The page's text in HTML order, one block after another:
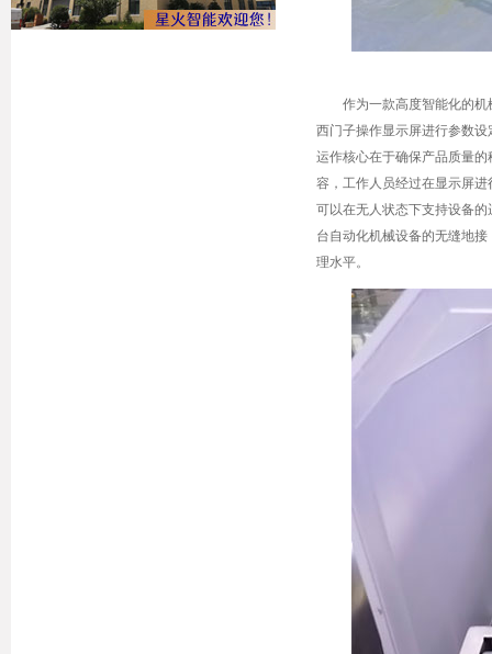
作为一款高度智能化的
西门子操作显示屏进行参数
运作核心在于确保产品质量
容，工作人员经过在显示屏
可以在无人状态下支持设备
台自动化机械设备的无缝地
理水平。